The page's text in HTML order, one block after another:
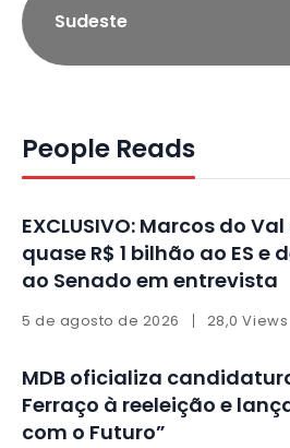
Sudeste
People Reads
EXCLUSIVO: Marcos do
quase R$ 1 bilhão ao ES e
ao Senado em entrevista
5 de agosto de 2026 28,0 Views
MDB oficializa
Ferraço à reeleição e
com o Futuro”